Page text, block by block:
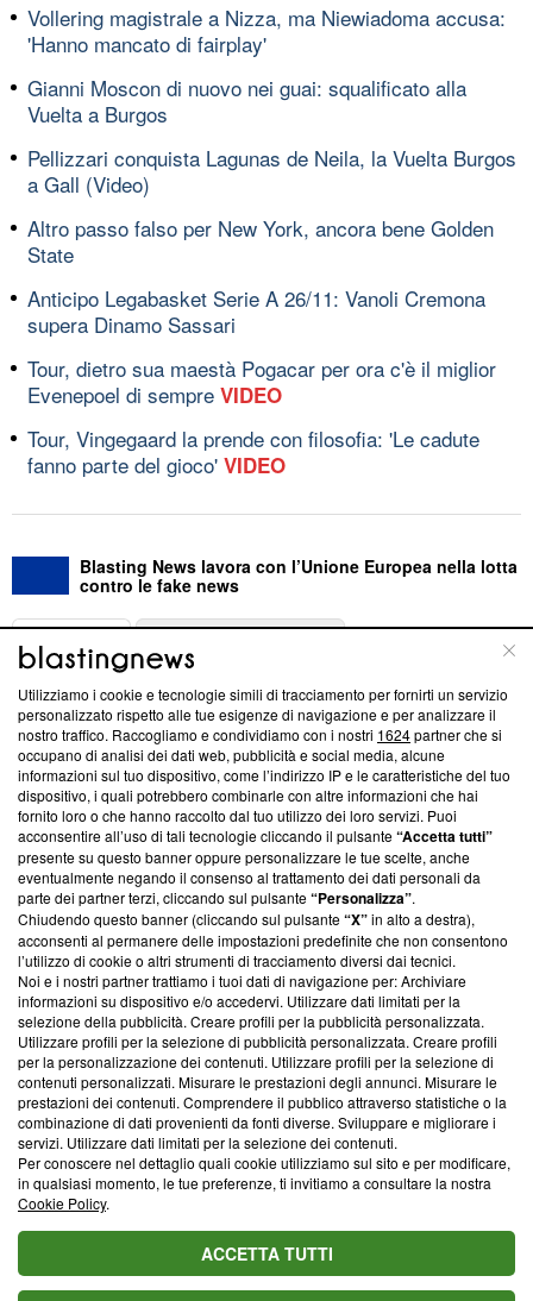
Vollering magistrale a Nizza, ma Niewiadoma accusa:
'Hanno mancato di fairplay'
Gianni Moscon di nuovo nei guai: squalificato alla
Vuelta a Burgos
Pellizzari conquista Lagunas de Neila, la Vuelta Burgos
a Gall (Video)
Altro passo falso per New York, ancora bene Golden
State
Anticipo Legabasket Serie A 26/11: Vanoli Cremona
supera Dinamo Sassari
Tour, dietro sua maestà Pogacar per ora c'è il miglior
Evenepoel di sempre VIDEO
Tour, Vingegaard la prende con filosofia: 'Le cadute
fanno parte del gioco' VIDEO
Blasting News lavora con l’Unione Europea nella lotta
contro le fake news
ABOUT
Questa sezione offre informazioni trasparenti su Blasting
News, sui nostri processi editoriali e su come ci impegniamo a
creare news di qualità. Inoltre, afferma la nostra aderenza a
‘Trust Project - News with Integrity’Blasting News non è
ancora membro del programma, ma ha richiesto di farne
parte; Trust Project non ha ancora effettuato una verifica di
conformità agli standard.
Su di noi
Team editoriale
Corporate
Redazione
Informativa Privacy
Cookie Policy
Blasting SA, IDI CHE-247.845.224, Via Carlo Frasca, 3 - 6900
Lugano (Svizzera) Tel:+39 0690258937
© 2026 Blasting News
Utilizziamo i cookie e tecnologie simili di tracciamento per fornirti un servizio
personalizzato rispetto alle tue esigenze di navigazione e per analizzare il
nostro traffico. Raccogliamo e condividiamo con i nostri 1624partner che si
occupano di analisi dei dati web, pubblicità e social media, alcune
informazioni sul tuo dispositivo, come l’indirizzo IP e le caratteristiche del tuo
dispositivo, i quali potrebbero combinarle con altre informazioni che hai
fornito loro o che hanno raccolto dal tuo utilizzo dei loro servizi. Puoi
acconsentire all’uso di tali tecnologie cliccando il pulsante“Accetta tutti”
presente su questo banner oppure personalizzare le tue scelte, anche
eventualmente negando il consenso al trattamento dei dati personali da
parte dei partner terzi, cliccando sul pulsante“Personalizza”.
Chiudendo questo banner (cliccando sul pulsante“X”in alto a destra),
acconsenti al permanere delle impostazioni predefinite che non consentono
l’utilizzo di cookie o altri strumenti di tracciamento diversi dai tecnici.
Noi e i nostri partner trattiamo i tuoi dati di navigazione per: Archiviare
informazioni su dispositivo e/o accedervi. Utilizzare dati limitati per la
selezione della pubblicità. Creare profili per la pubblicità personalizzata.
Utilizzare profili per la selezione di pubblicità personalizzata. Creare profili
per la personalizzazione dei contenuti. Utilizzare profili per la selezione di
contenuti personalizzati. Misurare le prestazioni degli annunci. Misurare le
prestazioni dei contenuti. Comprendere il pubblico attraverso statistiche o la
combinazione di dati provenienti da fonti diverse. Sviluppare e migliorare i
servizi. Utilizzare dati limitati per la selezione dei contenuti.
Per conoscere nel dettaglio quali cookie utilizziamo sul sito e per modificare,
in qualsiasi momento, le tue preferenze, ti invitiamo a consultare la nostra
Cookie Policy.
ACCETTA TUTTI